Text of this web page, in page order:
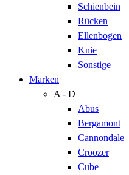
Schienbein
Rücken
Ellenbogen
Knie
Sonstige
Marken
A - D
Abus
Bergamont
Cannondale
Croozer
Cube